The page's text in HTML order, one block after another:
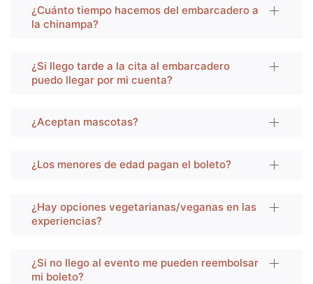
¿Cuánto tiempo hacemos del embarcadero a
la chinampa?
¿Si llego tarde a la cita al embarcadero
puedo llegar por mi cuenta?
¿Aceptan mascotas?
¿Los menores de edad pagan el boleto?
¿Hay opciones vegetarianas/veganas en las
experiencias?
¿Si no llego al evento me pueden reembolsar
mi boleto?